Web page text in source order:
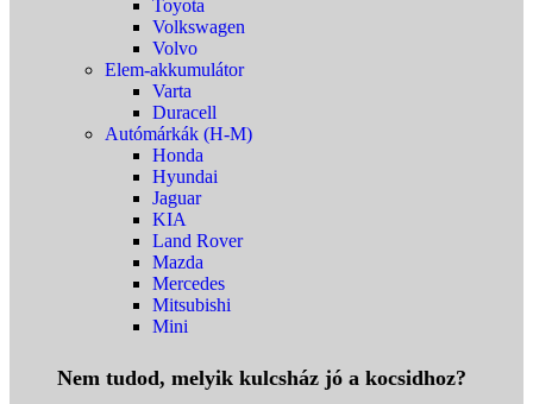
Toyota
Volkswagen
Volvo
Elem-akkumulátor
Varta
Duracell
Autómárkák (H-M)
Honda
Hyundai
Jaguar
KIA
Land Rover
Mazda
Mercedes
Mitsubishi
Mini
Nem tudod, melyik kulcsház jó a kocsidhoz?